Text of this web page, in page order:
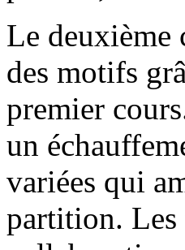
Le deuxième
des motifs
premier
un
variées qui
partition. Les